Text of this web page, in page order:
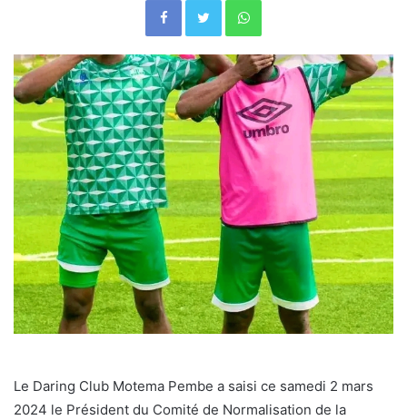
Le Daring Club Motema Pembe a saisi ce samedi 2 mars
2024 le Président du Comité de Normalisation de la